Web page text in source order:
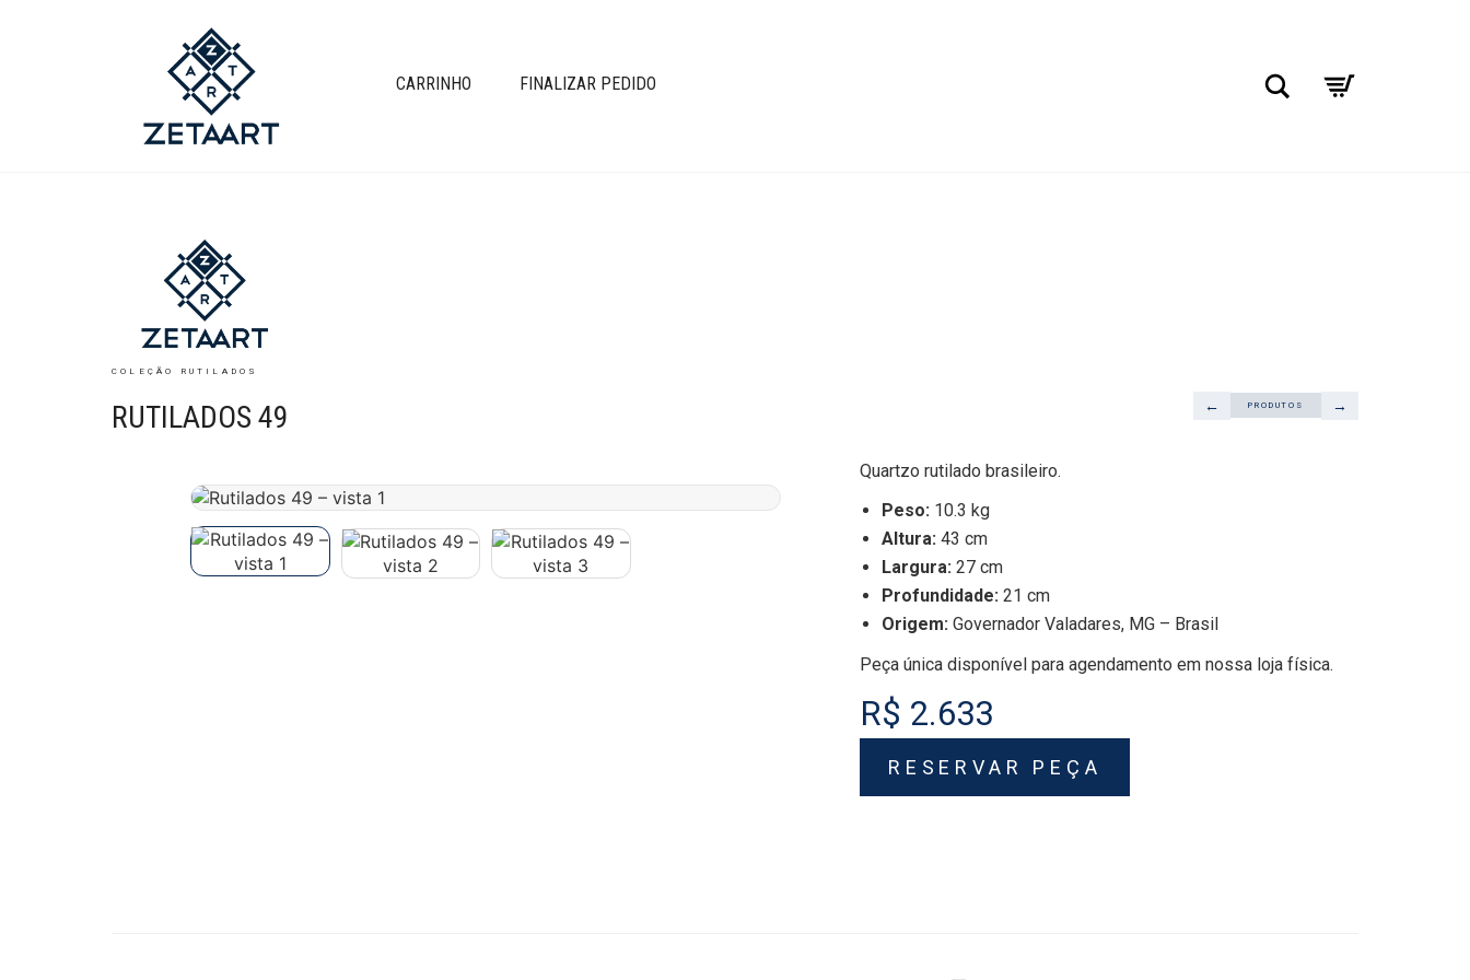
CARRINHO FINALIZAR PEDIDO Pesquisar
COLEÇÃO RUTILADOS
RUTILADOS 49 ← PRODUTOS →
Quartzo rutilado brasileiro.
Peso: 10.3 kg
Altura: 43 cm
Largura: 27 cm
Profundidade: 21 cm
Origem: Governador Valadares, MG – Brasil
Peça única disponível para agendamento em nossa loja física.
R$ 2.633
RESERVAR PEÇA